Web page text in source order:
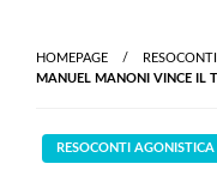
content
HOMEPAGE
MANUEL MANONI VINCE IL
RESOCONTI AGONISTICA